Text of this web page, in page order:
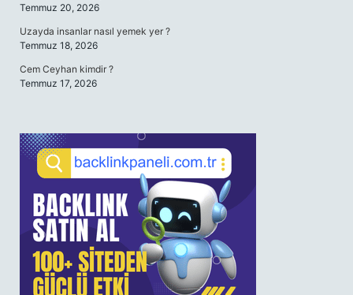
Temmuz 20, 2026
Uzayda insanlar nasıl yemek yer ?
Temmuz 18, 2026
Cem Ceyhan kimdir ?
Temmuz 17, 2026